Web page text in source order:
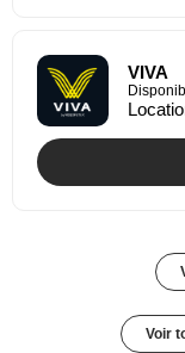
VIVA
Voir